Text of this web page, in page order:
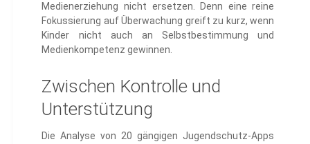
Medienerziehung nicht ersetzen. Denn eine reine
Fokussierung auf Überwachung greift zu kurz, wenn
Kinder nicht auch an Selbstbestimmung und
Medienkompetenz gewinnen.
Zwischen Kontrolle und
Unterstützung
Die Analyse von 20 gängigen Jugendschutz-Apps